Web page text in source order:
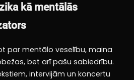
kā mentālās
par mentālo veselību, maina
bet arī pašu sabiedrību.
intervijām un koncertu